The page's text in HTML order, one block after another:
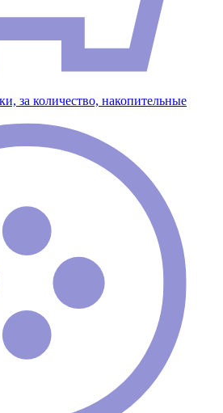
за количество, накопительные